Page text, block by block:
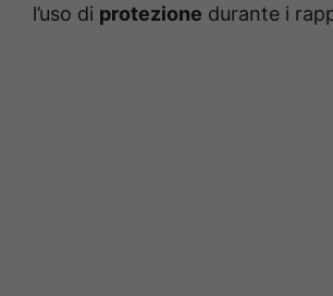
l’uso di protezione durante i